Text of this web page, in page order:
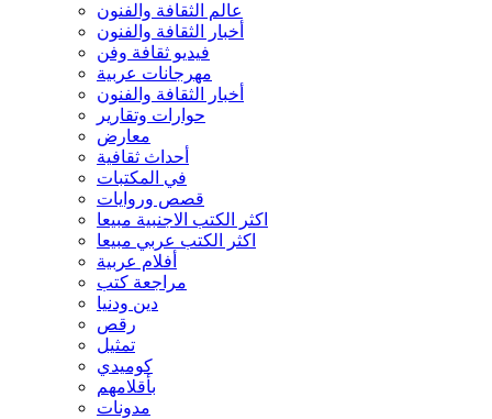
عالم الثقافة والفنون
أخبار الثقافة والفنون
فيديو ثقافة وفن
مهرجانات عربية
أخبار الثقافة والفنون
حوارات وتقارير
معارض
أحداث ثقافية
في المكتبات
قصص وروايات
اكثر الكتب الاجنبية مبيعا
اكثر الكتب عربي مبيعا
أفلام عربية
مراجعة كتب
دين ودنيا
رقص
تمثيل
كوميدي
بأقلامهم
مدونات